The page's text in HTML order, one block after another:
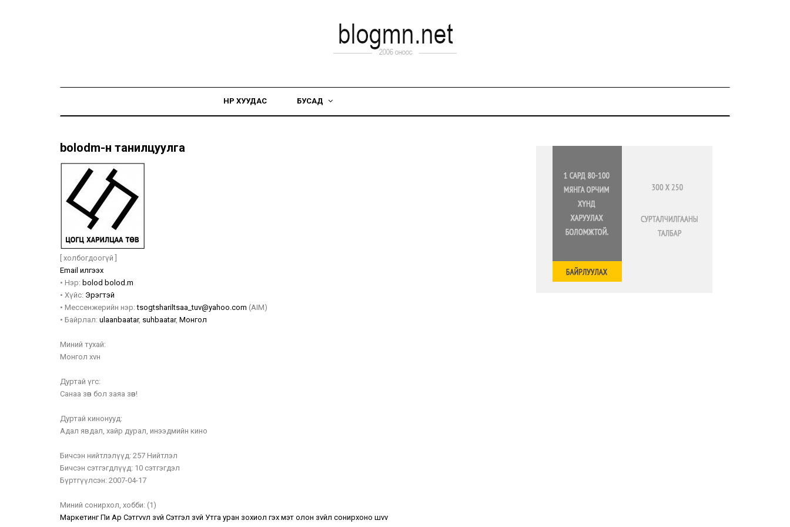
НҮҮР ХУУДАС БУСАД
bolodm-н танилцуулга
[ холбогдоогүй ]
Email илгээх
• Нэр: bolod bolod.m
• Хүйс: Эрэгтэй
• Мессенжерийн нэр: tsogtshariltsaa_tuv@yahoo.com (AIM)
• Байрлал: ulaanbaatar, suhbaatar, Монгол
Миний тухай:
Монгол хvн
Дуртай үгс:
Санаа зөв бол заяа зөв!
Дуртай кинонууд:
Адал явдал, хайр дурал, инээдмийн кино
Бичсэн нийтлэлүүд: 257 Нийтлэл
Бичсэн сэтгэгдлүүд: 10 сэтгэгдэл
Бүртгүүлсэн: 2007-04-17
Миний сонирхол, хобби: (1)
Маркетинг Пи Ар Сэтгvvл зvй Сэтгэл зvй Утга уран зохиол гэх мэт олон зvйл сонирхоно шvv